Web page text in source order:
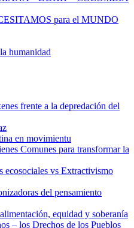
para el MUNDO
humanidad
frente a la depredación del
en movimientu
Comunes para transformar la
ecosociales vs Extractivismo
del pensamiento
equidad y soberanía
– los Drechos de los Pueblos